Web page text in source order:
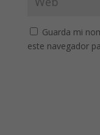
Guarda mi
este navegador